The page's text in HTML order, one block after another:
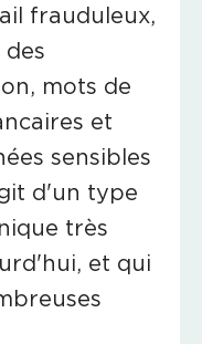
frauduleux,
mots de
et
sensibles
d'un type
très
et qui